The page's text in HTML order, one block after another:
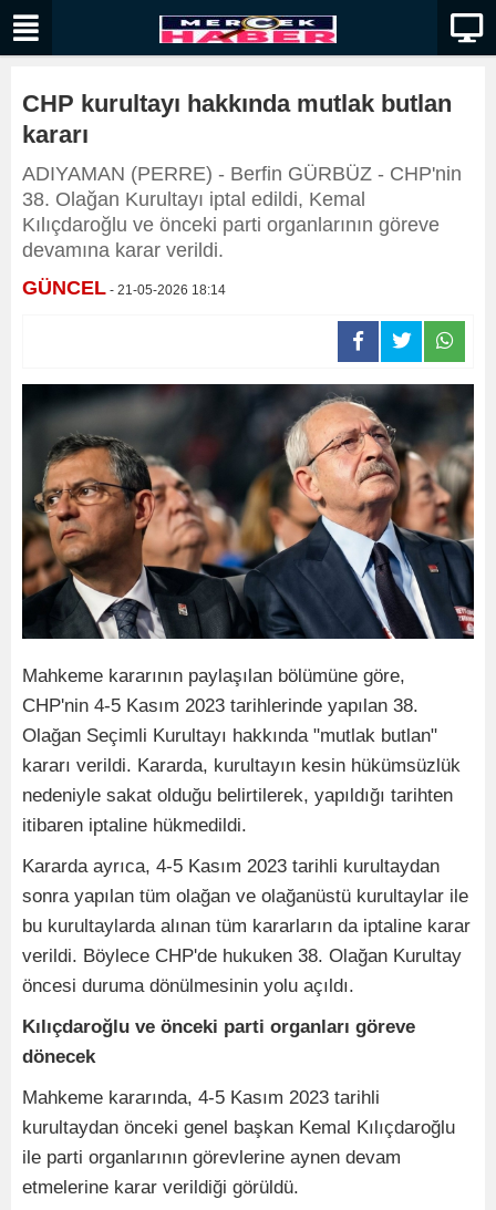
CHP kurultayı hakkında mutlak butlan
kararı
ADIYAMAN (PERRE) - Berfin GÜRBÜZ - CHP'nin
38. Olağan Kurultayı iptal edildi, Kemal
Kılıçdaroğlu ve önceki parti organlarının göreve
devamına karar verildi.
GÜNCEL - 21-05-2026 18:14
Mahkeme kararının paylaşılan bölümüne göre,
CHP'nin 4-5 Kasım 2023 tarihlerinde yapılan 38.
Olağan Seçimli Kurultayı hakkında "mutlak butlan"
kararı verildi. Kararda, kurultayın kesin hükümsüzlük
nedeniyle sakat olduğu belirtilerek, yapıldığı tarihten
itibaren iptaline hükmedildi.
Kararda ayrıca, 4-5 Kasım 2023 tarihli kurultaydan
sonra yapılan tüm olağan ve olağanüstü kurultaylar ile
bu kurultaylarda alınan tüm kararların da iptaline karar
verildi. Böylece CHP'de hukuken 38. Olağan Kurultay
öncesi duruma dönülmesinin yolu açıldı.
Kılıçdaroğlu ve önceki parti organları göreve
dönecek
Mahkeme kararında, 4-5 Kasım 2023 tarihli
kurultaydan önceki genel başkan Kemal Kılıçdaroğlu
ile parti organlarının görevlerine aynen devam
etmelerine karar verildiği görüldü.